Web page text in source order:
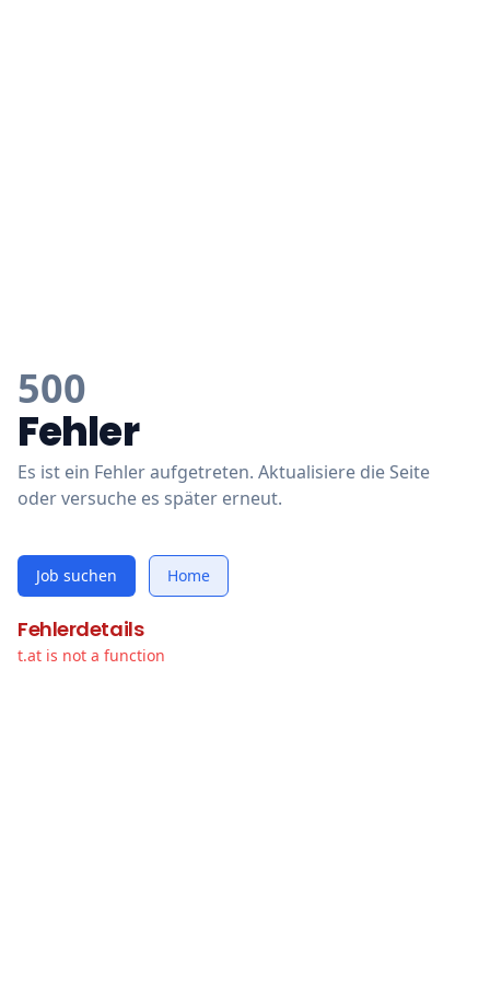
500
Fehler
Es ist ein Fehler aufgetreten. Aktualisiere die Seite
oder versuche es später erneut.
Job suchen Home
Fehlerdetails
t.at is not a function